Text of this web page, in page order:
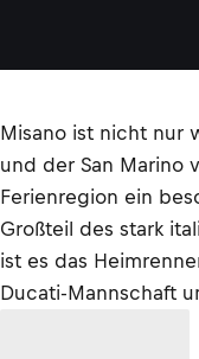
Misano ist nicht nur
und der San Marino
Ferienregion ein
Großteil des stark
ist es das
Ducati-Mannschaft